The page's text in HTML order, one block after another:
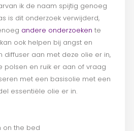
ik de naam spijtig genoeg
is dit onderzoek verwijderd,
andere onderzoeken te
ook helpen bij angst en
diffuser aan met deze olie er in,
polsen en ruik er aan of vraag
met een basisolie met een
essentiële olie er in.